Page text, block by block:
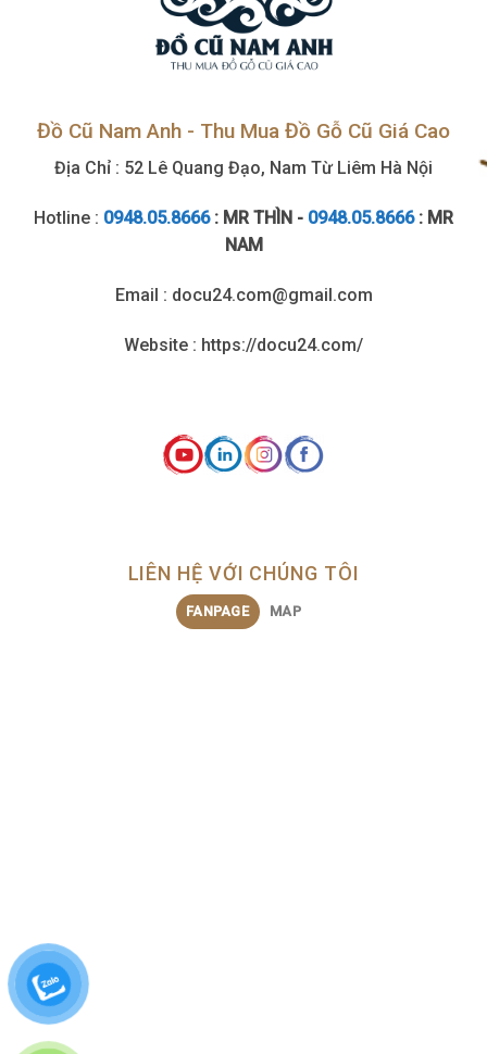
Đồ Cũ Nam Anh - Thu Mua Đồ Gỗ Cũ Giá Cao
Địa Chỉ : 52 Lê Quang Đạo, Nam Từ Liêm Hà Nội
Hotline : 0948.05.8666 : MR THÌN - 0948.05.8666: MR
NAM
Email : docu24.com@gmail.com
Website : https://docu24.com/
LIÊN HỆ VỚI CHÚNG TÔI
FANPAGE MAP